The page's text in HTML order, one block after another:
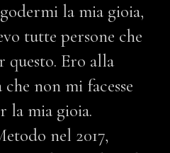
la mia gioia,
tutte persone che
questo. Ero alla
non mi facesse
la mia gioia.
nel 2017,